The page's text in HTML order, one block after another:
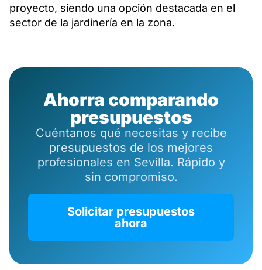
proyecto, siendo una opción destacada en el
sector de la jardinería en la zona.
Ahorra comparando
presupuestos
Cuéntanos qué necesitas y recibe
presupuestos de los mejores
profesionales en Sevilla. Rápido y
sin compromiso.
Solicitar presupuestos
ahora